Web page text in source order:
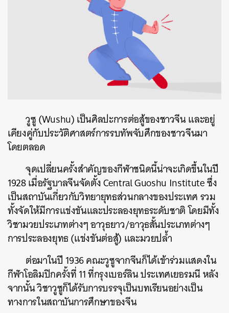
วูซู (Wushu) เป็นศิลปะการต่อสู้ของชาวจีน และอยู่
เคียงคู่กับประวัติศาสตร์การรบทัพจับศึกของชาวจีนมา
โดยตลอด
จุดเปลี่ยนครั้งสำคัญของกีฬาชนิดนี้น่าจะเกิดขึ้นในปี
1928 เมื่อรัฐบาลจีนจัดตั้ง Central Guoshu Institute ซึ่ง
เป็นสถาบันเกี่ยวกับวิทยายุทธส่วนกลางของประเทศ รวม
ทั้งจัดให้มีการแข่งขันและประลองยุทธระดับชาติ โดยมีทั้ง
วิชามวยประเภทต่างๆ อาวุธยาว/อาวุธสั้นประเภทต่างๆ
การประลองยุทธ (แข่งขันต่อสู้) และมวยปล้ำ
ต่อมาในปี 1936 คณะวูซูจากจีนก็ได้เข้าร่วมแสดงใน
กีฬาโอลิมปิกครั้งที่ 11 ที่กรุงเบอร์ลิน ประเทศเยอรมนี หลัง
จากนั้น วิชาวูซูก็ได้รับการบรรจุเป็นบทเรียนอย่างเป็น
ทางการในสถาบันการศึกษาของจีน